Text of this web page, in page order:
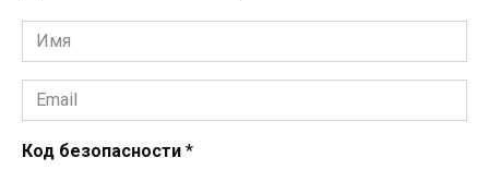
Имя
*
Email
*
Код безопасности *